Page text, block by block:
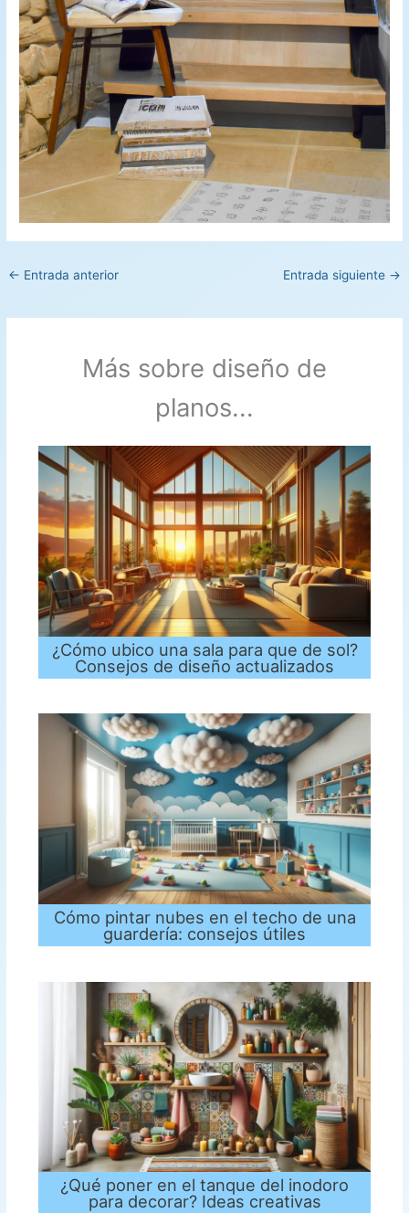
← Entrada anterior Entrada siguiente →
Más sobre diseño de
planos...
¿Cómo ubico una sala para que de sol?
Consejos de diseño actualizados
Cómo pintar nubes en el techo de una
guardería: consejos útiles
¿Qué poner en el tanque del inodoro
para decorar? Ideas creativas